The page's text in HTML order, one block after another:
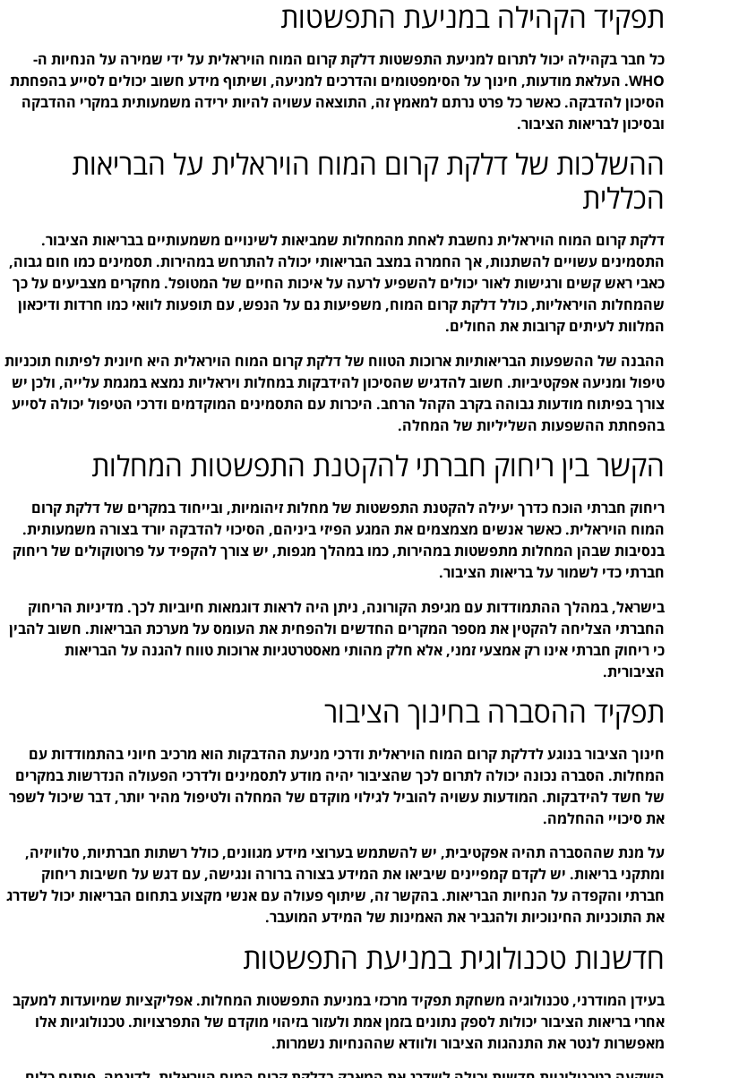
תפקיד הקהילה במניעת התפשטות
כל חבר בקהילה יכול לתרום למניעת התפשטות דלקת קרום המוח הויראלית על ידי שמירה על הנחיות ה-
WHO. העלאת מודעות, חינוך על הסימפטומים והדרכים למניעה, ושיתוף מידע חשוב יכולים לסייע בהפחתת
הסיכון להדבקה. כאשר כל פרט נרתם למאמץ זה, התוצאה עשויה להיות ירידה משמעותית במקרי ההדבקה
ובסיכון לבריאות הציבור.
ההשלכות של דלקת קרום המוח הויראלית על הבריאות
הכללית
דלקת קרום המוח הויראלית נחשבת לאחת מהמחלות שמביאות לשינויים משמעותיים בבריאות הציבור.
התסמינים עשויים להשתנות, אך החמרה במצב הבריאותי יכולה להתרחש במהירות. תסמינים כמו חום גבוה,
כאבי ראש קשים ורגישות לאור יכולים להשפיע לרעה על איכות החיים של המטופל. מחקרים מצביעים על כך
שהמחלות הויראליות, כולל דלקת קרום המוח, משפיעות גם על הנפש, עם תופעות לוואי כמו חרדות ודיכאון
המלוות לעיתים קרובות את החולים.
ההבנה של ההשפעות הבריאותיות ארוכות הטווח של דלקת קרום המוח הויראלית היא חיונית לפיתוח תוכניות
טיפול ומניעה אפקטיביות. חשוב להדגיש שהסיכון להידבקות במחלות ויראליות נמצא במגמת עלייה, ולכן יש
צורך בפיתוח מודעות גבוהה בקרב הקהל הרחב. היכרות עם התסמינים המוקדמים ודרכי הטיפול יכולה לסייע
בהפחתת ההשפעות השליליות של המחלה.
הקשר בין ריחוק חברתי להקטנת התפשטות המחלות
ריחוק חברתי הוכח כדרך יעילה להקטנת התפשטות של מחלות זיהומיות, ובייחוד במקרים של דלקת קרום
המוח הויראלית. כאשר אנשים מצמצמים את המגע הפיזי ביניהם, הסיכוי להדבקה יורד בצורה משמעותית.
בנסיבות שבהן המחלות מתפשטות במהירות, כמו במהלך מגפות, יש צורך להקפיד על פרוטוקולים של ריחוק
חברתי כדי לשמור על בריאות הציבור.
בישראל, במהלך ההתמודדות עם מגיפת הקורונה, ניתן היה לראות דוגמאות חיוביות לכך. מדיניות הריחוק
החברתי הצליחה להקטין את מספר המקרים החדשים ולהפחית את העומס על מערכת הבריאות. חשוב להבין
כי ריחוק חברתי אינו רק אמצעי זמני, אלא חלק מהותי מאסטרטגיות ארוכות טווח להגנה על הבריאות
הציבורית.
תפקיד ההסברה בחינוך הציבור
חינוך הציבור בנוגע לדלקת קרום המוח הויראלית ודרכי מניעת ההדבקות הוא מרכיב חיוני בהתמודדות עם
המחלות. הסברה נכונה יכולה לתרום לכך שהציבור יהיה מודע לתסמינים ולדרכי הפעולה הנדרשות במקרים
של חשד להידבקות. המודעות עשויה להוביל לגילוי מוקדם של המחלה ולטיפול מהיר יותר, דבר שיכול לשפר
את סיכויי ההחלמה.
על מנת שההסברה תהיה אפקטיבית, יש להשתמש בערוצי מידע מגוונים, כולל רשתות חברתיות, טלוויזיה,
ומתקני בריאות. יש לקדם קמפיינים שיביאו את המידע בצורה ברורה ונגישה, עם דגש על חשיבות ריחוק
חברתי והקפדה על הנחיות הבריאות. בהקשר זה, שיתוף פעולה עם אנשי מקצוע בתחום הבריאות יכול לשדרג
את התוכניות החינוכיות ולהגביר את האמינות של המידע המועבר.
חדשנות טכנולוגית במניעת התפשטות
בעידן המודרני, טכנולוגיה משחקת תפקיד מרכזי במניעת התפשטות המחלות. אפליקציות שמיועדות למעקב
אחרי בריאות הציבור יכולות לספק נתונים בזמן אמת ולעזור בזיהוי מוקדם של התפרצויות. טכנולוגיות אלו
מאפשרות לנטר את התנהגות הציבור ולוודא שההנחיות נשמרות.